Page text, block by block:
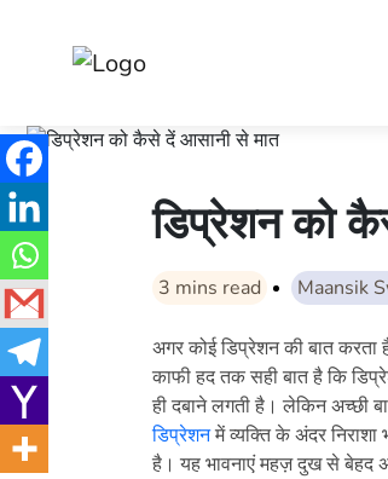
डिप्रेशन को
3 mins read Maansik
अगर कोई डिप्रेशन की बात करता
काफी हद तक सही बात है कि
ही दबाने लगती है। लेकिन अच्छी
डिप्रेशनमें व्यक्ति के अंदर
है। यह भावनाएं महज़ दुख से बेहद